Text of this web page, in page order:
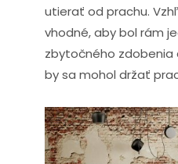
utierať od prachu.
vhodné, aby bol rám
zbytočného zdobenia
by sa mohol držať